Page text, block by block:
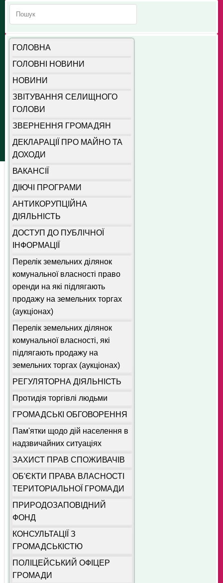
ГОЛОВНА
ГОЛОВНІ НОВИНИ
НОВИНИ
ЗВІТУВАННЯ СЕЛИЩНОГО
ГОЛОВИ
ЗВЕРНЕННЯ ГРОМАДЯН
ДЕКЛАРАЦІЇ ПРО МАЙНО ТА
ДОХОДИ
ВАКАНСІЇ
ДІЮЧІ ПРОГРАМИ
АНТИКОРУПЦІЙНА
ДІЯЛЬНІСТЬ
ДОСТУП ДО ПУБЛІЧНОЇ
ІНФОРМАЦІЇ
Перелік земельних ділянок
комунальної власності право
оренди на які підлягають
продажу на земельних торгах
(аукціонах)
Перелік земельних ділянок
комунальної власності, які
підлягають продажу на
земельних торгах (аукціонах)
РЕГУЛЯТОРНА ДІЯЛЬНІСТЬ
Протидія торгівлі людьми
ГРОМАДСЬКІ ОБГОВОРЕННЯ
Пам'ятки щодо дій населення в
надзвичайних ситуаціях
ЗАХИСТ ПРАВ СПОЖИВАЧІВ
ОБ'ЄКТИ ПРАВА ВЛАСНОСТІ
ТЕРИТОРІАЛЬНОЇ ГРОМАДИ
ПРИРОДОЗАПОВІДНИЙ
ФОНД
КОНСУЛЬТАЦІЇ З
ГРОМАДСЬКІСТЮ
ПОЛІЦЕЙСЬКИЙ ОФІЦЕР
ГРОМАДИ